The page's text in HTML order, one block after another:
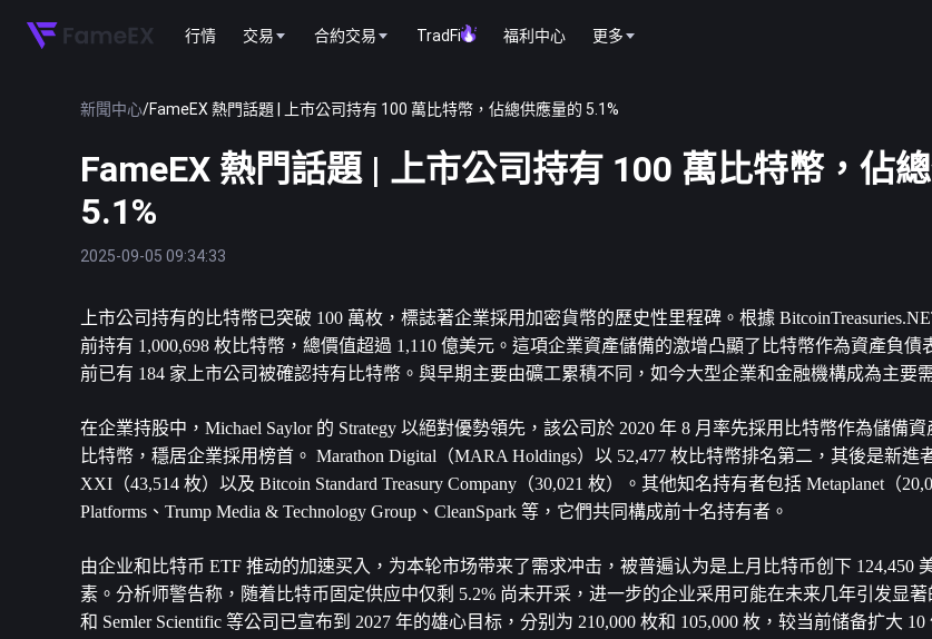
行情 交易 合約交易 TradFi 福利中心 更多
新聞中心/FameEX 熱門話題 | 上市公司持有 100 萬比特幣，佔總供應量的 5.1%
FameEX 熱門話題 | 上市公司持有 100 萬比特幣，佔
5.1%
2025-09-05 09:34:33
上市公司持有的 比特幣已突破 100 萬枚，標誌著企業採用加密貨幣的歷史性里程碑。根據
前持有 1,000,698 枚比特幣，總價值超過 1,110 億美元。這項企業資產儲備的激增凸顯了比特幣作為資產負債
前已有 184 家上市公司被確認持有比特幣。與早期主要由礦工累積不同，如今大型企業和金融機構成為主要
在企業持股中，Michael Saylor 的 Strategy 以絕對優勢領先，該公司於 2020 年 8 月率先採用比特幣作為儲備
比特幣，穩居企業採用榜首。 Marathon Digital（MARA Holdings）以 52,477 枚比特幣排名第二，其後是新進
XXI（43,514 枚）以及 Bitcoin Standard Treasury Company（30,021 枚）。其他知名持有者包括 Metaplanet（
Platforms、Trump Media & Technology Group、CleanSpark 等，它們共同構成前十名持有者。
由企业和比特币 ETF 推动的加速买入，为本轮市场带来了需求冲击，被普遍认为是上月比特币创下 124,450
素。分析师警告称，随着比特币固定供应中仅剩 5.2% 尚未开采，进一步的企业采用可能在未来几年引发显著
和 Semler Scientific 等公司已宣布到 2027 年的雄心目标，分别为 210,000 枚和 105,000 枚，较当前储备扩大 10